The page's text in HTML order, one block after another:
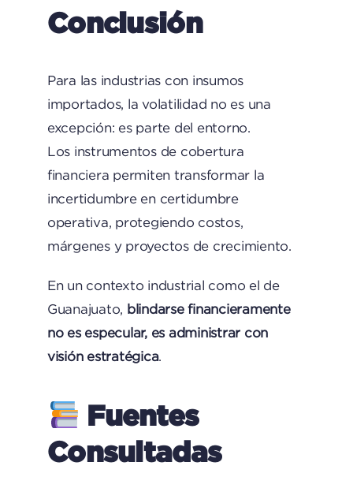
Conclusión
Para las industrias con insumos
importados, la volatilidad no es una
excepción: es parte del entorno.
Los instrumentos de cobertura
financiera permiten transformar la
incertidumbre en certidumbre
operativa, protegiendo costos,
márgenes y proyectos de crecimiento.
En un contexto industrial como el de
Guanajuato, blindarse financieramente
no es especular, es administrar con
visión estratégica.
Fuentes
Consultadas